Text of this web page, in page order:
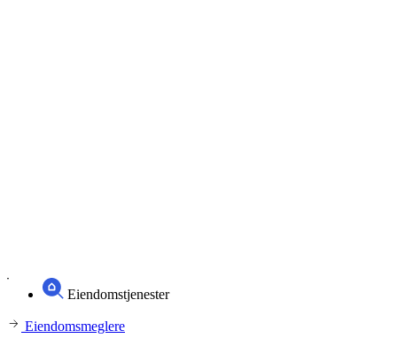
Eiendomstjenester
Eiendomsmeglere